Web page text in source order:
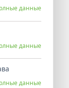
данные
данные
данные